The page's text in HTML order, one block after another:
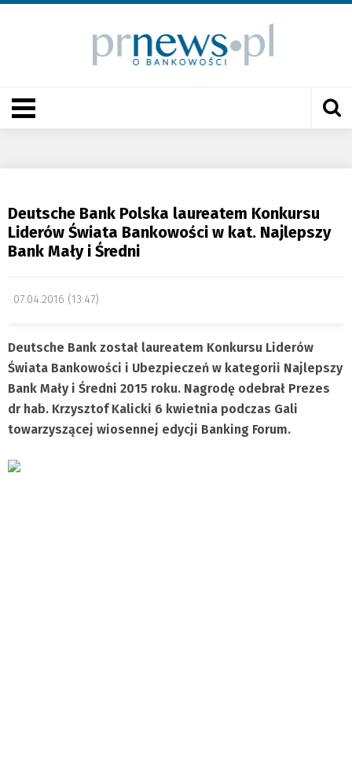
Deutsche Bank Polska laureatem Konkursu
Liderów Świata Bankowości w kat. Najlepszy
Bank Mały i Średni
07.04.2016 (13:47)
Deutsche Bank został laureatem Konkursu Liderów
Świata Bankowości i Ubezpieczeń w kategorii Najlepszy
Bank Mały i Średni 2015 roku. Nagrodę odebrał Prezes
dr hab. Krzysztof Kalicki 6 kwietnia podczas Gali
towarzyszącej wiosennej edycji Banking Forum.